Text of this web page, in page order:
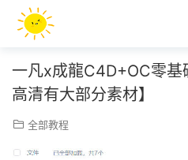
一凡x成龍C4D+OC零基
高清有大部分素材】
全部教程